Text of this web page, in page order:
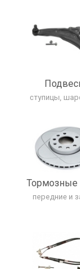
ступицы,
Тормозные
передние и